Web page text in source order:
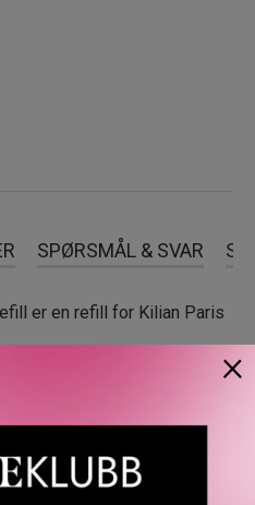
SPØRSMÅL & SVAR
er en refill for Kilian Paris
driver natten mot
×